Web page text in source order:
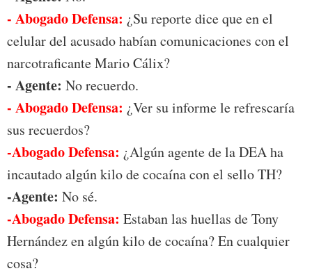
- Abogado Defensa: ¿Su reporte dice que en el
celular del acusado habían comunicaciones con el
narcotraficante Mario Cálix?
- Agente: No recuerdo.
- Abogado Defensa: ¿Ver su informe le refrescaría
sus recuerdos?
-Abogado Defensa: ¿Algún agente de la DEA ha
incautado algún kilo de cocaína con el sello TH?
-Agente: No sé.
-Abogado Defensa: Estaban las huellas de Tony
Hernández en algún kilo de cocaína? En cualquier
cosa?